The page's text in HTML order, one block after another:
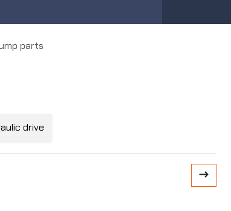
parts
drive